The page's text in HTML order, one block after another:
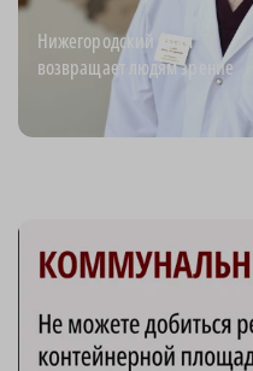
Нижегородский врач
возвращает людям зрение